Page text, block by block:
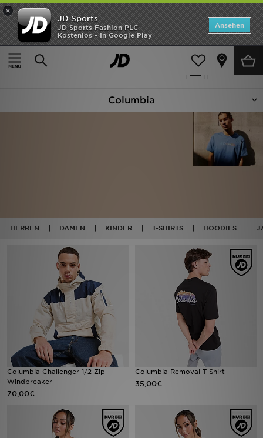
×
JD Sports
JD Sports Fashion PLC
Kostenlos - In Google Play
Ansehen
Home
Columbia
Verfeinern
51 Produkte
Columbia
HERREN DAMEN KINDER T-SHIRTS HOODIES
Columbia Challenger 1/2 Zip
Windbreaker
70,00€
Columbia Removal T-Shirt
35,00€
ANGEBOTE
Neuheiten
Lade die APP
Filialfinder
Hilfe & Kontakt
Geschenkgutschein
Studenten